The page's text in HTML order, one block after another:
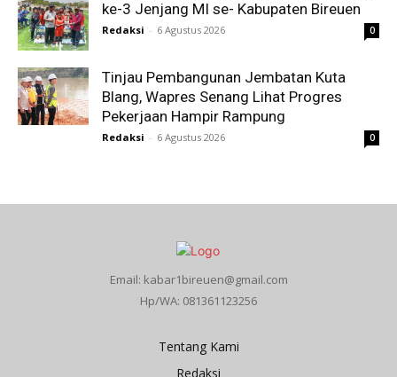
ke-3 Jenjang MI se- Kabupaten Bireuen
Redaksi - 6 Agustus 2026 0
Tinjau Pembangunan Jembatan Kuta
Blang, Wapres Senang Lihat Progres
Pekerjaan Hampir Rampung
Redaksi - 6 Agustus 2026 0
Email: kabar1bireuen@gmail.com
Hp/WA: 081361123256
Tentang Kami
Redaksi